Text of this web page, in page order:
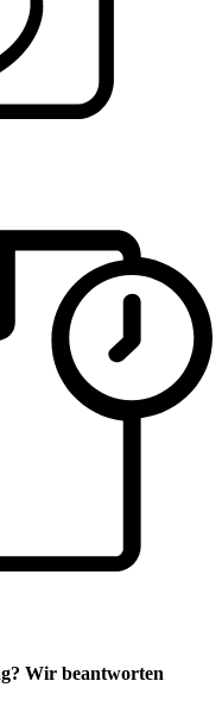
Wir beantworten